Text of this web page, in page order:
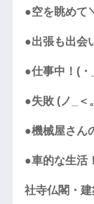
●空を眺めて
●出張も出会
●仕事中！(・
●失敗 (ノ_＜
●機械屋さん
●車的な生活
社寺仏閣・